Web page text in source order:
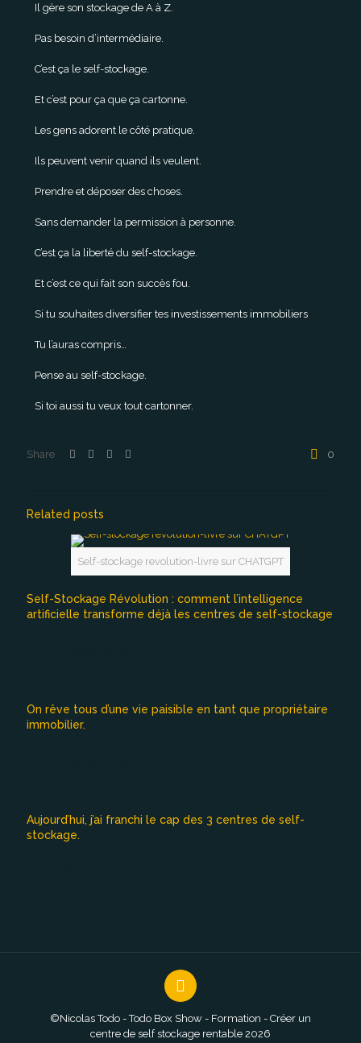
Il gère son stockage de A à Z.
Pas besoin d’intermédiaire.
C’est ça le self-stockage.
Et c’est pour ça que ça cartonne.
Les gens adorent le côté pratique.
Ils peuvent venir quand ils veulent.
Prendre et déposer des choses.
Sans demander la permission à personne.
C’est ça la liberté du self-stockage.
Et c’est ce qui fait son succès fou.
Si tu souhaites diversifier tes investissements immobiliers
Tu l’auras compris…
Pense au self-stockage.
Si toi aussi tu veux tout cartonner.
Share 0
Related posts
Self-stockage revolution-livre sur CHATGPT
Self-Stockage Révolution : comment l’intelligence
artificielle transforme déjà les centres de self-stockage
On rêve tous d’une vie paisible en tant que propriétaire
immobilier.
Aujourd’hui, j’ai franchi le cap des 3 centres de self-
stockage.
©Nicolas Todo - Todo Box Show - Formation - Créer un
centre de self stockage rentable 2026